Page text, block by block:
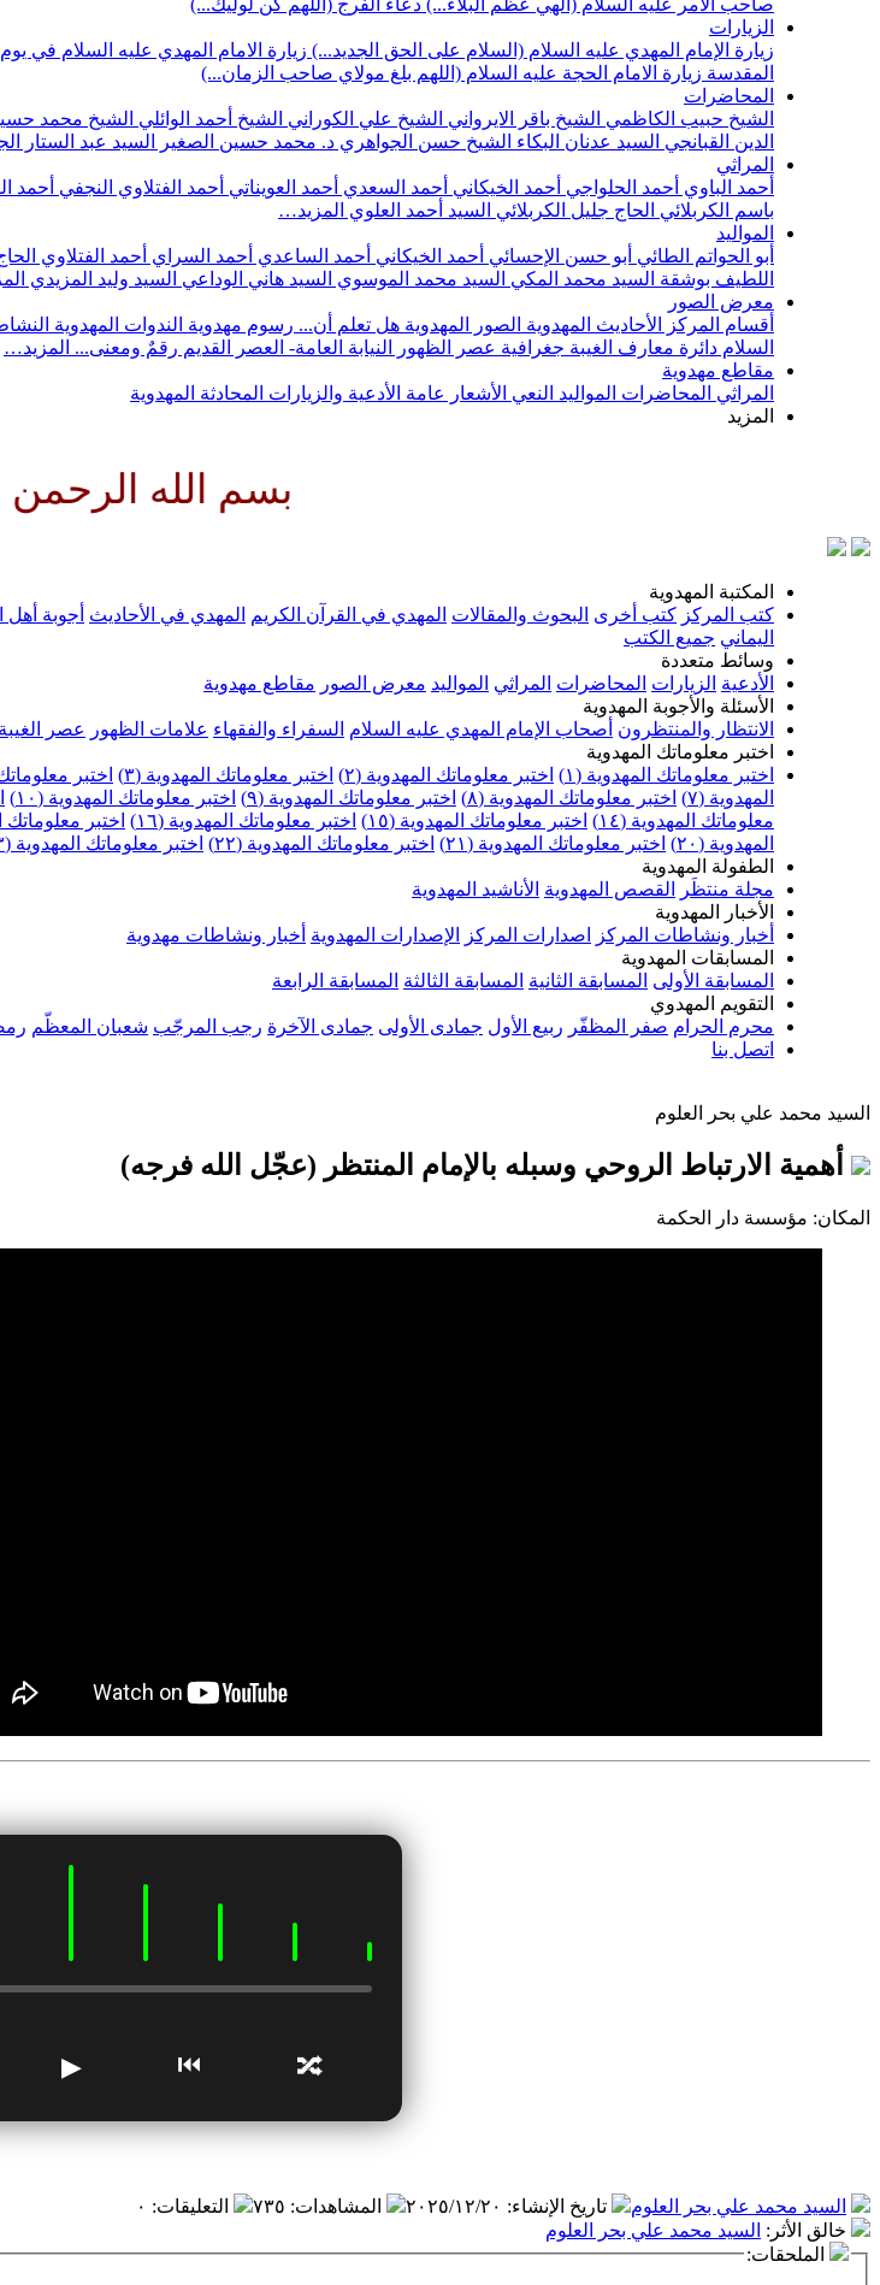
صاحب الامر عليه السلام (الهي عظم البلاء...) دعاء الفرج (اللهم كن لوليك...)
الزيارات
زيارة الإمام المهدي عليه السلام (السلام على الحق الجديد...) زيارة الامام المهدي عليه السلام في
المقدسة زيارة الامام الحجة عليه السلام (اللهم بلغ مولاي صاحب الزمان...)
المحاضرات
الشيخ حبيب الكاظمي الشيخ باقر الايرواني الشيخ علي الكوراني الشيخ أحمد الوائلي الشيخ محمد
الدين القبانجي السيد عدنان البكاء الشيخ حسن الجواهري د. محمد حسين الصغير السيد عبد الستار
المراثي
أحمد الباوي أحمد الحلواجي أحمد الخيكاني أحمد السعدي أحمد العويناتي أحمد الفتلاوي النجفي أحمد
باسم الكربلائي الحاج جليل الكربلائي السيد أحمد العلوي المزيد…
المواليد
أبو الحواتم الطائي أبو حسن الإحسائي أحمد الخيكاني أحمد الساعدي أحمد السراي أحمد الفتلاوي
اللطيف بوشقة السيد محمد المكي السيد محمد الموسوي السيد هاني الوداعي السيد وليد المزيدي
معرض الصور
أقسام المركز
الأحاديث المهدوية الصور المهدوية هل تعلم أن... رسوم مهدوية الندوات المهدوية
السلام دائرة معارف الغيبة جغرافية عصر الظهور النيابة العامة- العصر القديم رقمٌ ومعنى... المزيد…
مقاطع مهدوية
المراثي المحاضرات المواليد النعي الأشعار عامة الأدعية والزيارات المحادثة المهدوية
المزيد
بسم الله الرحمن الرحيم
المكتبة المهدوية
كتب المركز كتب أخرى البحوث والمقالات المهدي في القرآن الكريم المهدي في الأحاديث أجوبة
اليماني جميع الكتب
وسائط متعددة
الأدعية الزيارات المحاضرات المراثي المواليد معرض الصور مقاطع مهدوية
الأسئلة والأجوبة المهدوية
الانتظار والمنتظرون أصحاب الإمام المهدي عليه السلام السفراء والفقهاء علامات الظهور عصر الغيبة
اختبر معلوماتك المهدوية
اختبر معلوماتك المهدوية (١)
اختبر معلوماتك المهدوية (٢) اختبر معلوماتك المهدوية (٣) اختبر
المهدوية (٧)
اختبر معلوماتك المهدوية (٨) اختبر معلوماتك المهدوية (٩) اختبر معلوماتك المهدوية (١٠)
معلوماتك المهدوية (١٤)
اختبر معلوماتك المهدوية (١٥) اختبر معلوماتك المهدوية (١٦) اختبر معلوماتك
المهدوية (٢٠)
اختبر معلوماتك المهدوية (٢١) اختبر معلوماتك المهدوية (٢٢) اختبر معلوماتك المهدوية (٢٣)
الطفولة المهدوية
مجلة منتظَر
القصص المهدوية الأناشيد المهدوية
الأخبار المهدوية
أخبار ونشاطات المركز
اصدارات المركز الإصدارات المهدوية أخبار ونشاطات مهدوية
المسابقات المهدوية
المسابقة الأولى المسابقة الثانية المسابقة الثالثة المسابقة الرابعة
التقويم المهدوي
محرم الحرام صفر المظفّر ربيع الأول جمادى الأولى جمادى الآخرة رجب المرجّب شعبان المعظّم
اتصل بنا
السيد محمد علي بحر العلوم
أهمية الارتباط الروحي وسبله بالإمام المنتظر (عجّل الله فرجه)
المكان: مؤسسة دار الحكمة
🔀
⏮
▶
السيد محمد علي بحر العلوم تاريخ الإنشاء: ٢٠٢٥/١٢/٢٠ المشاهدات: ٧٣٥ التعليقات: ٠
خالق الأثر : السيد محمد علي بحر العلوم
الملحقات: